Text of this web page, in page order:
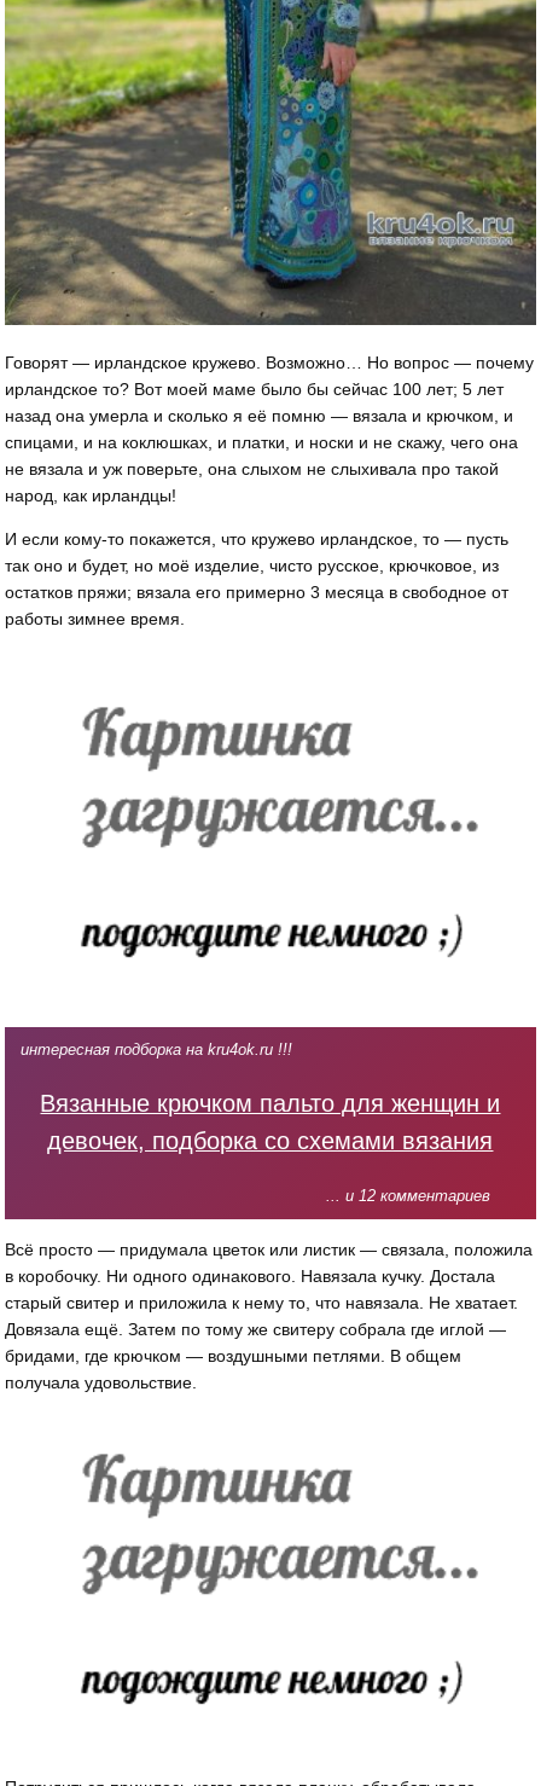
Говорят — ирландское кружево. Возможно… Но вопрос — почему
ирландское то? Вот моей маме было бы сейчас 100 лет; 5 лет
назад она умерла и сколько я её помню — вязала и крючком, и
спицами, и на коклюшках, и платки, и носки и не скажу, чего она
не вязала и уж поверьте, она слыхом не слыхивала про такой
народ, как ирландцы!
И если кому-то покажется, что кружево ирландское, то — пусть
так оно и будет, но моё изделие, чисто русское, крючковое, из
остатков пряжи; вязала его примерно 3 месяца в свободное от
работы зимнее время.
интересная подборка на kru4ok.ru !!!
Вязанные крючком пальто для женщин и
девочек, подборка со схемами вязания
... и 12 комментариев
Всё просто — придумала цветок или листик — связала, положила
в коробочку. Ни одного одинакового. Навязала кучку. Достала
старый свитер и приложила к нему то, что навязала. Не хватает.
Довязала ещё. Затем по тому же свитеру собрала где иглой —
бридами, где крючком — воздушными петлями. В общем
получала удовольствие.